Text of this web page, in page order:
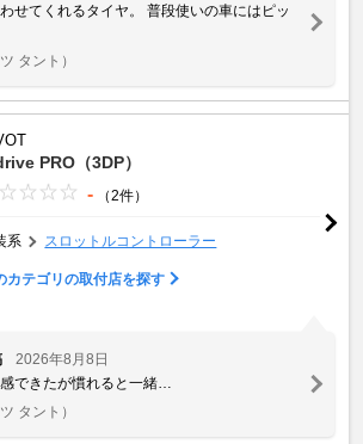
せてくれるタイヤ。 普段使いの車にはピッ
タント）
PRO（3DP）
- （2件）
系 スロットルコントローラー
カテゴリの取付店を探す
2026年8月8日
できたが慣れると一緒…
タント）